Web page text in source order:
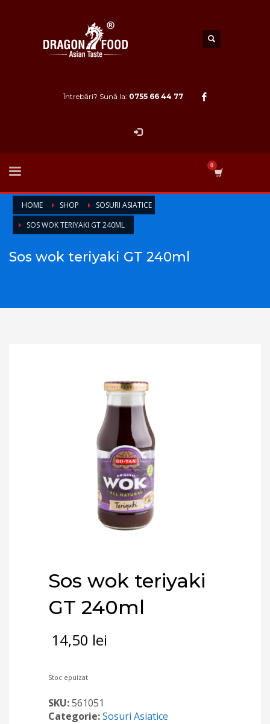
Întrebări? Sună la: 0755 66 44 77
HOME SHOP
SOSURI ASIATICE
SOS WOK TERIYAKI GT 240ML
Sos wok teriyaki GT 240ml
Sos wok teriyaki
GT 240ml
14,50 lei
Stoc epuizat
SKU:561051
Categorie:Sosuri Asiatice